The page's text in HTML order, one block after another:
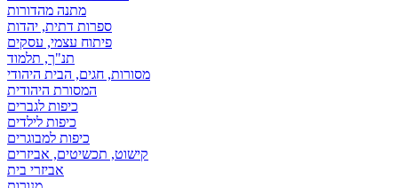
מתנה מהדורות
ספרות דתית, יהדות
פיתוח עצמי, עסקים
תנ"ך, תלמוד
מסורות, חגים, הבית היהודי
המסורת היהודית
כיפות לגברים
כיפות לילדים
כיפות למבוגרים
קישוט, תכשיטים, אביזרים
אביזרי בית